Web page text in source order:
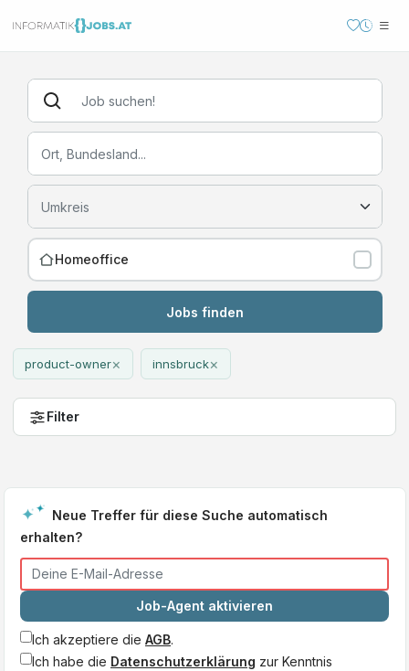
Homeoffice
Jobs finden
product-owner× innsbruck×
Filter
Neue Treffer für diese Suche automatisch
erhalten?
Job-Agent aktivieren
Ich akzeptiere die AGB.
Ich habe die Datenschutzerklärung zur Kenntnis